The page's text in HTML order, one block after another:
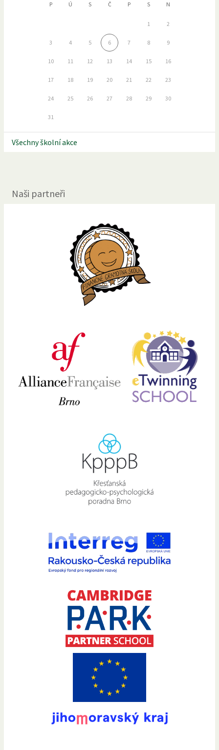
P Ú S Č P S N
1 2
3 4 5 6 7 8 9
10 11 12 13 14 15 16
17 18 19 20 21 22 23
24 25 26 27 28 29 30
31
Všechny školní akce
Naši partneři